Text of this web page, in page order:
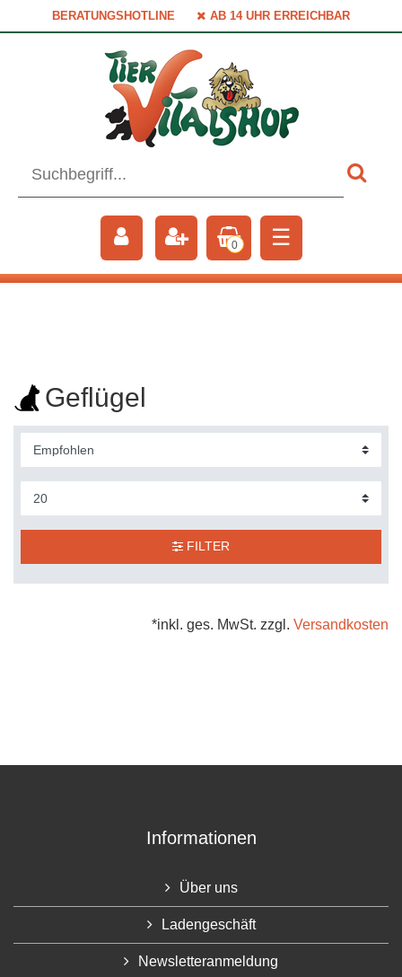
BERATUNGSHOTLINE AB 14 UHR ERREICHBAR
0 ☰
Geflügel
FILTER
*inkl. ges. MwSt. zzgl. Versandkosten
Informationen
Über uns
Ladengeschäft
Newsletteranmeldung